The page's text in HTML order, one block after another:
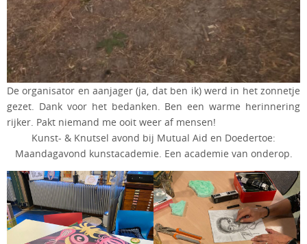
De organisator en aanjager (ja, dat ben ik) werd in het zonnetje
gezet. Dank voor het bedanken. Ben een warme herinnering
rijker. Pakt niemand me ooit weer af mensen!
Kunst- & Knutsel avond bij Mutual Aid en Doedertoe:
Maandagavond kunstacademie. Een academie van onderop.